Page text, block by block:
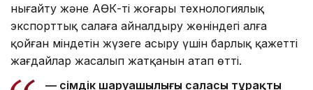
нығайту және АӨК-ті жоғары технологиялық
экспорттық салаға айналдыру жөніндегі алға
қойған міндетін жүзеге асыру үшін барлық қажетті
жағдайлар жасалып жатқанын атап өтті.
— Өсімдік шаруашылығы саласы тұрақты